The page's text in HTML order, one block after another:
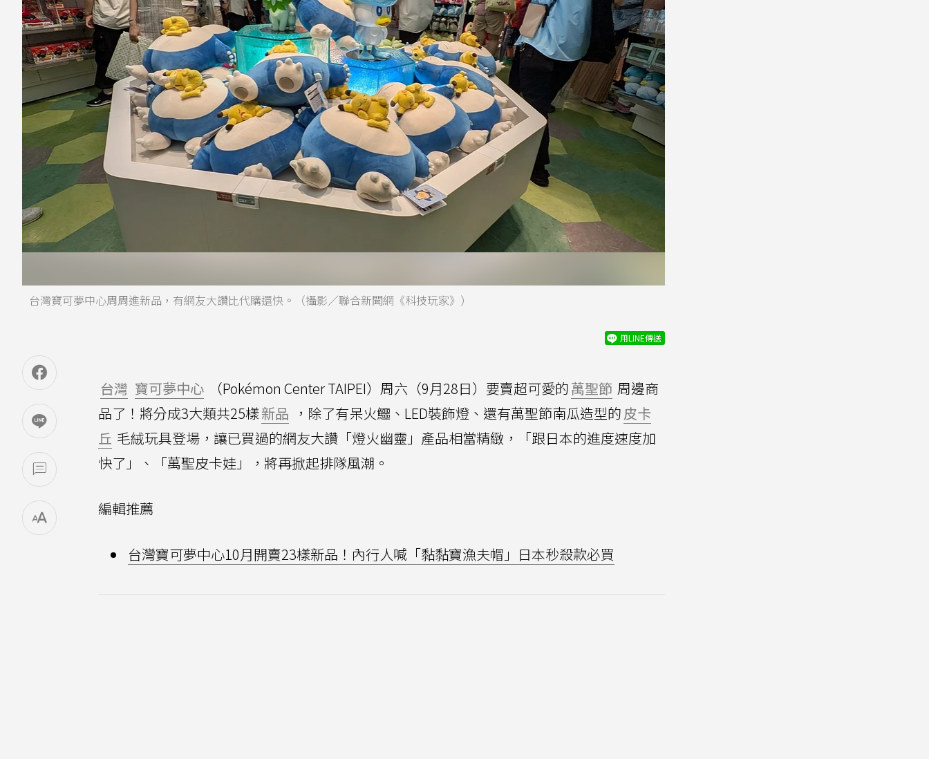
台灣寶可夢中心周周進新品，有網友大讚比代購還快。（攝影／聯合新聞網《科技玩家》）
用LINE傳送
台灣 寶可夢中心 （Pokémon Center TAIPEI）周六（9月28日）要賣超可愛的萬聖節 周邊商
品了！將分成3大類共25樣新品 ，除了有呆火鱷、LED裝飾燈、還有萬聖節南瓜造型的皮卡
丘 毛絨玩具登場，讓已買過的網友大讚「燈火幽靈」產品相當精緻，「跟日本的進度速度加
快了」、「萬聖皮卡娃」，將再掀起排隊風潮。
編輯推薦
台灣寶可夢中心10月開賣23樣新品！內行人喊「黏黏寶漁夫帽」日本秒殺款必買